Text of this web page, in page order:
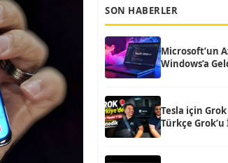
SON HABERLER
Microsoft’un
Windows’a
Tesla için Grok
Türkçe